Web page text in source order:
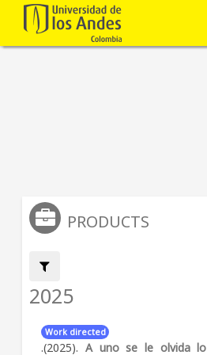
PRODUCTS
Filter by:
2025
Work directed
.(2025).A uno se le olvida lo